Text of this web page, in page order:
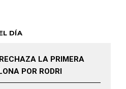
DÍA
LA PRIMERA
POR RODRI